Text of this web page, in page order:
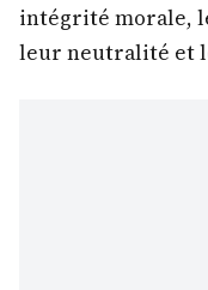
intégrité morale,
leur neutralité et